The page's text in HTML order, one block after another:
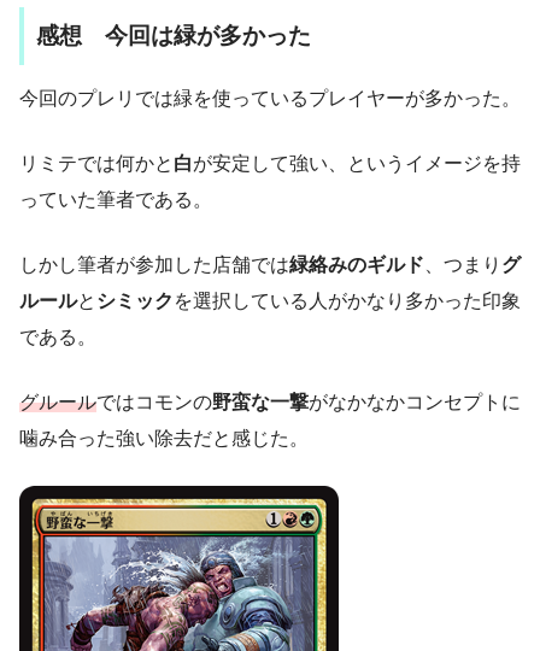
感想 今回は緑が多かった
今回のプレリでは緑を使っているプレイヤーが多かった。
リミテでは何かと 白が安定して強い、というイメージを持
っていた筆者である。
しかし筆者が参加した店舗では緑絡みのギルド 、つまり グ
ルールと シミック を選択している人がかなり多かった印象
である。
グルールではコモンの野蛮な一撃がなかなかコンセプトに
噛み合った強い除去だと感じた。